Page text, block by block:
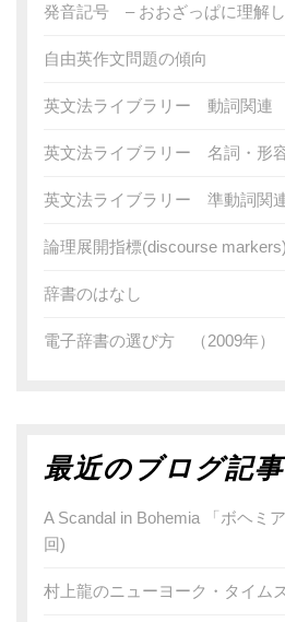
発音記号 – おおざっぱに理解し
自由英作文問題の傾向
英文法ライブラリー 動詞関連
英文法ライブラリー 名詞・形
英文法ライブラリー 準動詞関
論理展開指標(discourse markers)
辞書のはなし
電子辞書の選び方 （2009年）
最近のブログ記事
A Scandal in Bohemia 「ボヘミ
回)
村上龍のニューヨーク・タイム